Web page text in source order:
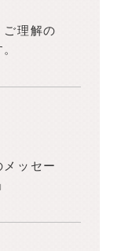
ご理解の
メッセー